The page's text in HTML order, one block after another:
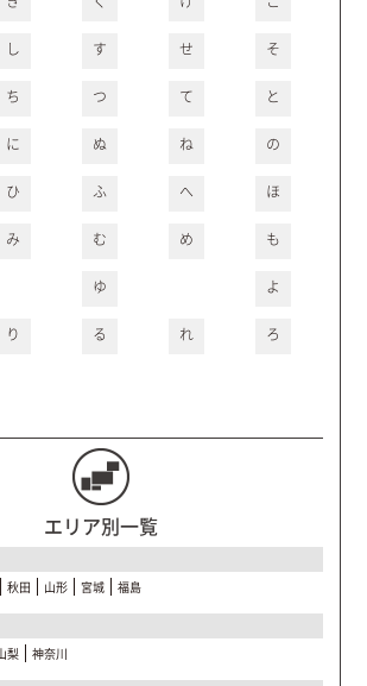
し す せ そ
ち つ て と
に ぬ ね の
ひ ふ へ ほ
み む め も
ゆ よ
り る れ ろ
エリア別一覧
秋田 山形 宮城 福島
梨 神奈川